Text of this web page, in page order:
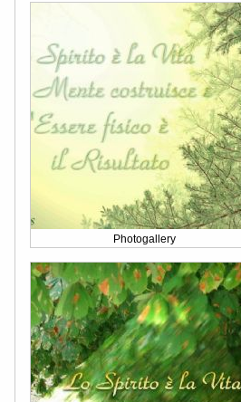
Photogallery